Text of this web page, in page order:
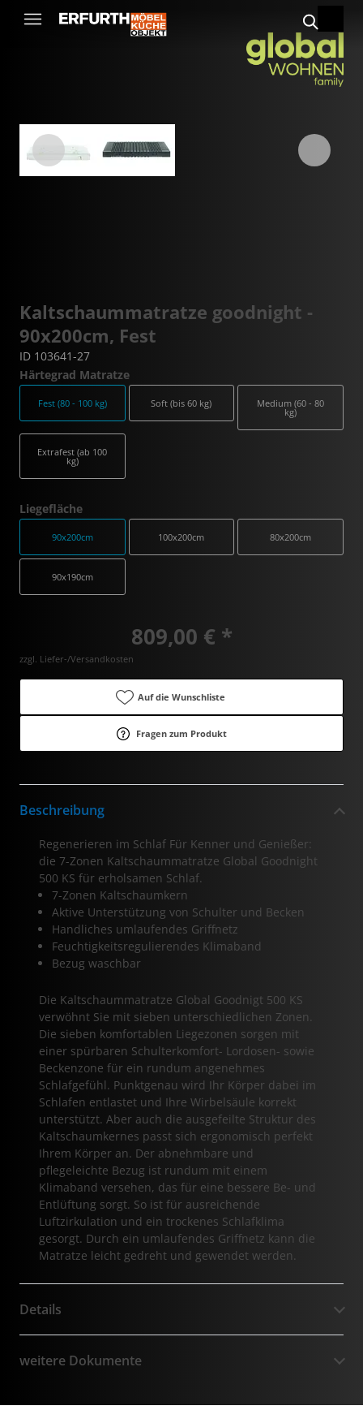
Kaltschaummatratze goodnight -
90x200cm, Fest
ID 103641-27
Härtegrad Matratze
Fest (80 - 100 kg) Soft (bis 60 kg) Medium (60 - 80
kg)
Extrafest (ab 100
kg)
Liegefläche
90x200cm 100x200cm 80x200cm
90x190cm
809,00 € *
zzgl. Liefer-/Versandkosten
Auf die Wunschliste
Fragen zum Produkt
Beschreibung
Regenerieren im Schlaf Für Kenner und Genießer:
die 7-Zonen Kaltschaummatratze Global Goodnight
500 KS für erholsamen Schlaf.
7-Zonen Kaltschaumkern
Aktive Unterstützung von Schulter und Becken
Handliches umlaufendes Griffnetz
Feuchtigkeitsregulierendes Klimaband
Bezug waschbar
Die Kaltschaummatratze Global Goodnigt 500 KS
verwöhnt Sie mit sieben unterschiedlichen Zonen.
Die sieben komfortablen Liegezonen sorgen mit
einer spürbaren Schulterkomfort- Lordosen- sowie
Beckenzone für ein rundum angenehmes
Schlafgefühl. Punktgenau wird Ihr Körper dabei im
Schlafen entlastet und Ihre Wirbelsäule korrekt
unterstützt. Aber auch die ausgefeilte Struktur des
Kaltschaumkernes passt sich ergonomisch perfekt
Ihrem Körper an. Der abnehmbare und
pflegeleichte Bezug ist rundum mit einem
Klimaband versehen, das für eine bessere Be- und
Entlüftung sorgt. So ist für ausreichende
Luftzirkulation und ein trockenes Schlafklima
gesorgt. Durch ein umlaufendes Griffnetz kann die
Matratze leicht gedreht und gewendet werden.
Details
weitere Dokumente